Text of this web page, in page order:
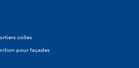
colles
pour façades